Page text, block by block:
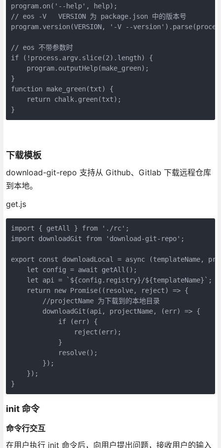
program.on('--help', help);
// eos -V   VERSION 为 package.json 中的版本号
program.version(VERSION, '-V --
// eos 不带参数时
if (!process.argv.slice(2).length) {
    program.outputHelp(make_green);
}
function make_green(txt) {
    return chalk.green(txt);
}
下载模板
download-git-repo 支持从 Github、Gitlab 下载远程仓库
到本地。
get.js
import { getAll } from './rc';
import downloadGit from 'download-git-repo';
export const downloadLocal = async (templateName,
    let config = await getAll();
    let api = `${config.registry}/${templateName}`;
    return new Promise((resolve, reject) => {
        //projectName 为下载到的本地目录
        downloadGit(api, projectName, (err) => {
            if (err) {
                reject(err);
            }
            resolve();
        });
    });
}
init 命令
命令行交互
在用户执行 init 命令后，向用户提出问题，接收用户的输入